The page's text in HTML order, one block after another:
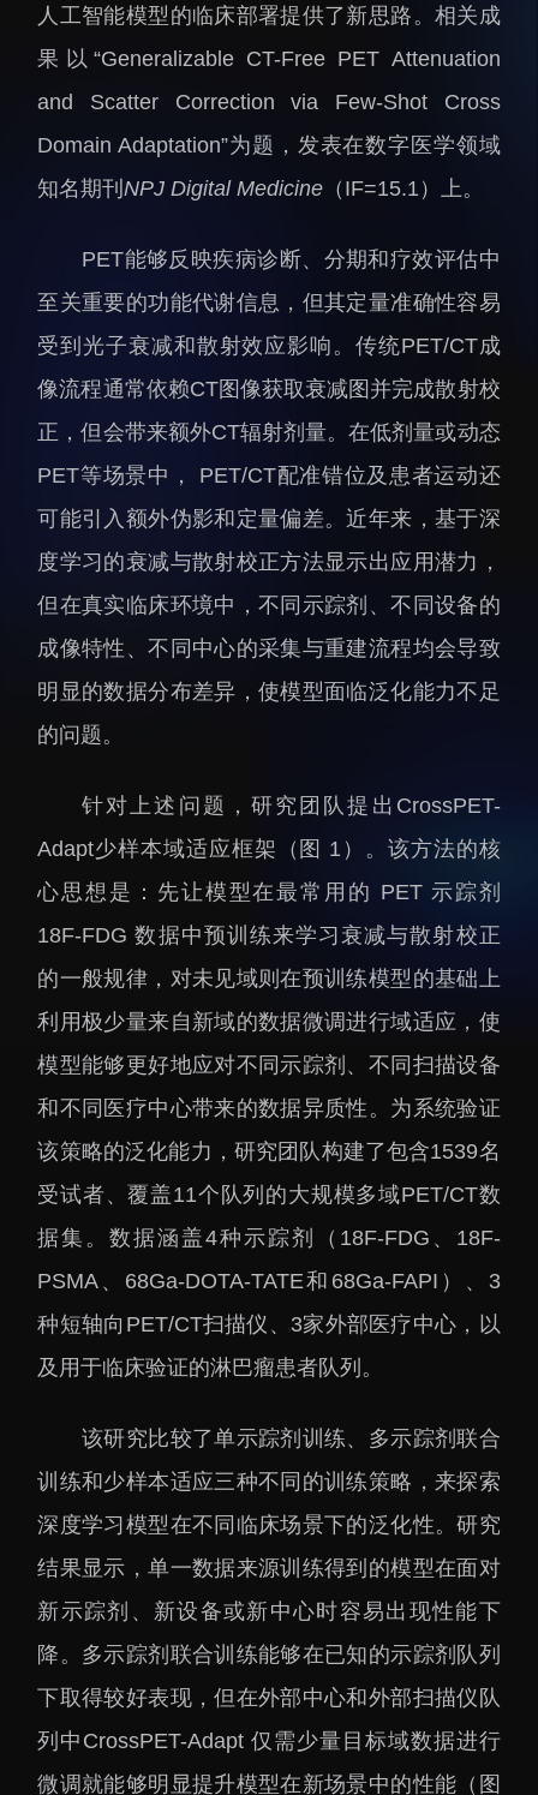
科研进展
科研诚信与伦理委员会
分析测试中心
实验室建设与管理
生物安全管理
要闻播报
科研进展
合作交流
学术活动
媒体报道
档案频道
刊物与文化
科学普及
先进视界
教育概况
招生信息
学生就业
教育动态
学生活动
交流动态
国合项目
转移转化
控股企业
党建工作
群团工作
树立和践行正确政绩观
学习教育
传承和弘扬科学家精神
我为群众办实事
国家高性能医疗器械创
新中心
国家生物制造产业创新
深圳合成生物学创新研
究院
深圳先进电子材料国际
创新研究院
深圳脑解析与脑模拟重
人工智能模型的临床部署提供了新思路。相关成
果以“Generalizable CT-Free PET Attenuation
and Scatter Correction via Few-Shot Cross
Domain Adaptation”为题，发表在数字医学领域
知名期刊NPJ Digital Medicine （IF=15.1）上。
PET能够反映疾病诊断、分期和疗效评估中
至关重要的功能代谢信息，但其定量准确性容易
受到光子衰减和散射效应影响。传统PET/CT成
像流程通常依赖CT图像获取衰减图并完成散射校
正，但会带来额外CT辐射剂量。在低剂量或动态
PET等场景中， PET/CT配准错位及患者运动还
可能引入额外伪影和定量偏差。近年来，基于深
度学习的衰减与散射校正方法显示出应用潜力，
但在真实临床环境中，不同示踪剂、不同设备的
成像特性、不同中心的采集与重建流程均会导致
明显的数据分布差异，使模型面临泛化能力不足
的问题。
针对上述问题，研究团队提出CrossPET-
Adapt少样本域适应框架（图 1）。该方法的核
心思想是：先让模型在最常用的 PET 示踪剂
18F-FDG 数据中预训练来学习衰减与散射校正
的一般规律，对未见域则在预训练模型的基础上
利用极少量来自新域的数据微调进行域适应，使
模型能够更好地应对不同示踪剂、不同扫描设备
和不同医疗中心带来的数据异质性。为系统验证
该策略的泛化能力，研究团队构建了包含1539名
受试者、覆盖11个队列的大规模多域PET/CT数
据集。数据涵盖4种示踪剂（18F-FDG、18F-
PSMA、68Ga-DOTA-TATE和68Ga-FAPI）、3
种短轴向PET/CT扫描仪、3家外部医疗中心，以
及用于临床验证的淋巴瘤患者队列。
该研究比较了单示踪剂训练、多示踪剂联合
训练和少样本适应三种不同的训练策略，来探索
深度学习模型在不同临床场景下的泛化性。研究
结果显示，单一数据来源训练得到的模型在面对
新示踪剂、新设备或新中心时容易出现性能下
降。多示踪剂联合训练能够在已知的示踪剂队列
下取得较好表现，但在外部中心和外部扫描仪队
列中CrossPET-Adapt 仅需少量目标域数据进行
微调就能够明显提升模型在新场景中的性能（图